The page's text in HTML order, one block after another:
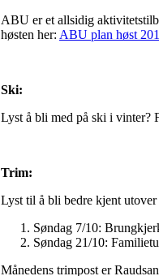
ABU er et allsidig
høsten her: ABU plan høst
Ski:
Lyst å bli med på ski i vinter?
Trim:
Lyst til å bli bedre kjent
Søndag 7/10:
Søndag 21/10:
Månedens trimpost er